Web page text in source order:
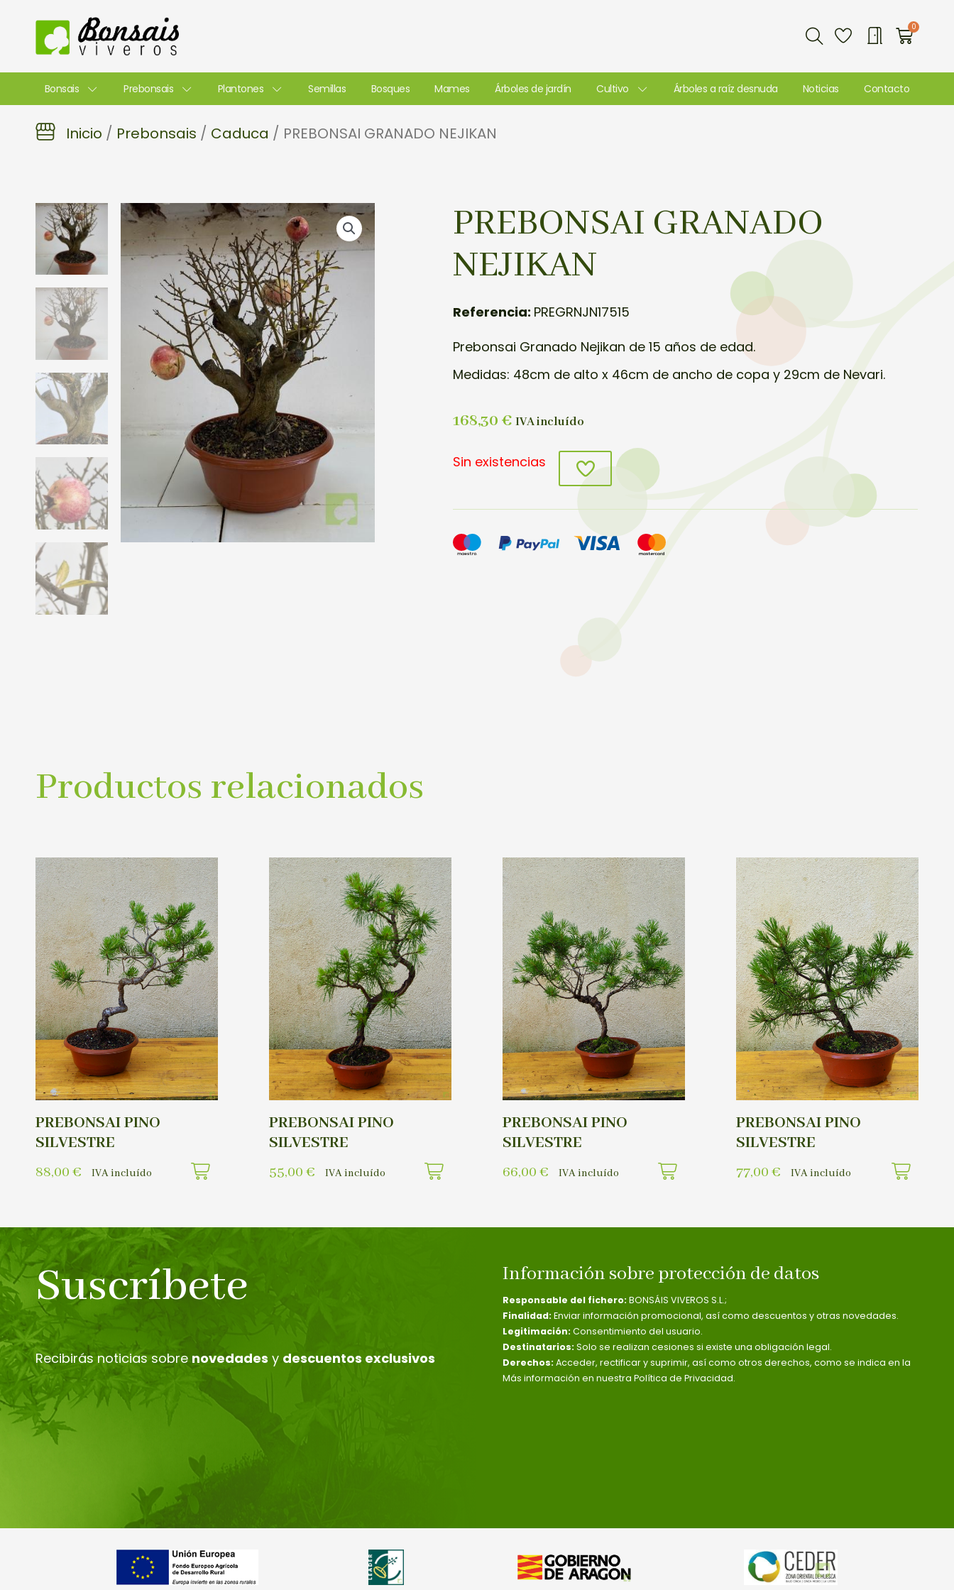
contenido
Buscar 0
Bonsais Prebonsais Plantones Semillas Bosques Mames Árboles de jardín Cultivo Árboles a raíz desnuda Noticias Contacto
Inicio / Prebonsais / Caduca / PREBONSAI GRANADO NEJIKAN
PREBONSAI GRANADO
NEJIKAN
Referencia: PREGRNJN17515
Prebonsai Granado Nejikan de 15 años de edad.
Medidas: 48cm de alto x 46cm de ancho de copa y 29cm de Nevari.
168,30€ IVA incluído
Sin existencias
Productos relacionados
PREBONSAI PINO
SILVESTRE
88,00 € IVA incluído
PREBONSAI PINO
SILVESTRE
55,00 € IVA incluído
PREBONSAI PINO
SILVESTRE
66,00 € IVA incluído
PREBONSAI PINO
SILVESTRE
77,00 € IVA incluído
Suscríbete
Recibirás noticias sobre novedades y descuentos exclusivos
Información sobre protección de datos
Responsable del fichero: BONSÁIS VIVEROS S.L.;
Finalidad: Enviar información promocional, así como descuentos y otras novedades.
Legitimación: Consentimiento del usuario.
Destinatarios: Solo se realizan cesiones si existe una obligación legal.
Derechos: Acceder, rectificar y suprimir, así como otros derechos, como se indica en la
Más información en nuestra Política de Privacidad.